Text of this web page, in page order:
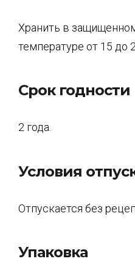
Хранить в
температуре от 15 до
Срок годности
2 года.
Условия
Отпускается без
Упаковка